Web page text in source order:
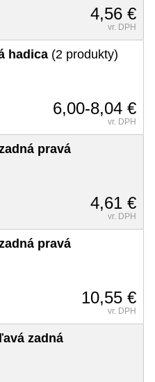
4,56 €
vr. DPH
hadica (2 produkty)
6,00-8,04 €
vr. DPH
pravá
4,61 €
vr. DPH
pravá
10,55 €
vr. DPH
zadná